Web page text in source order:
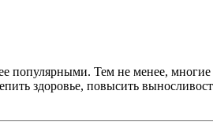
Тем не менее,
здоровье, повысить